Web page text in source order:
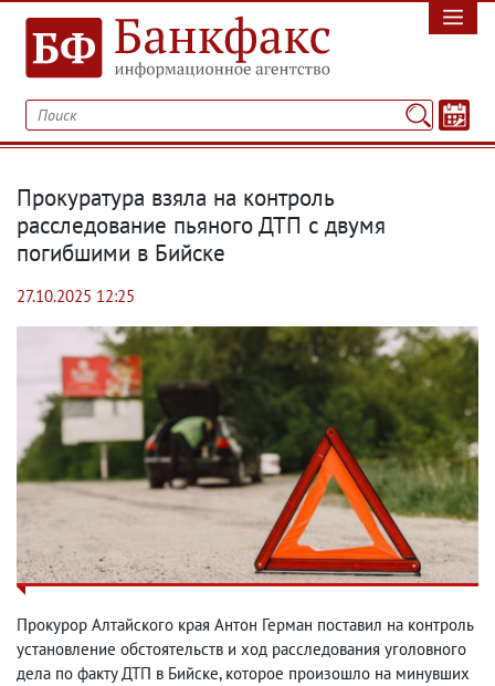
Прокуратура взяла на контроль
расследование пьяного ДТП с двумя
погибшими в Бийске
27.10.2025 12:25
Прокурор Алтайского края Антон Герман поставил на контроль
установление обстоятельств и ход расследования уголовного
дела по факту ДТП в Бийске, которое произошло на минувших